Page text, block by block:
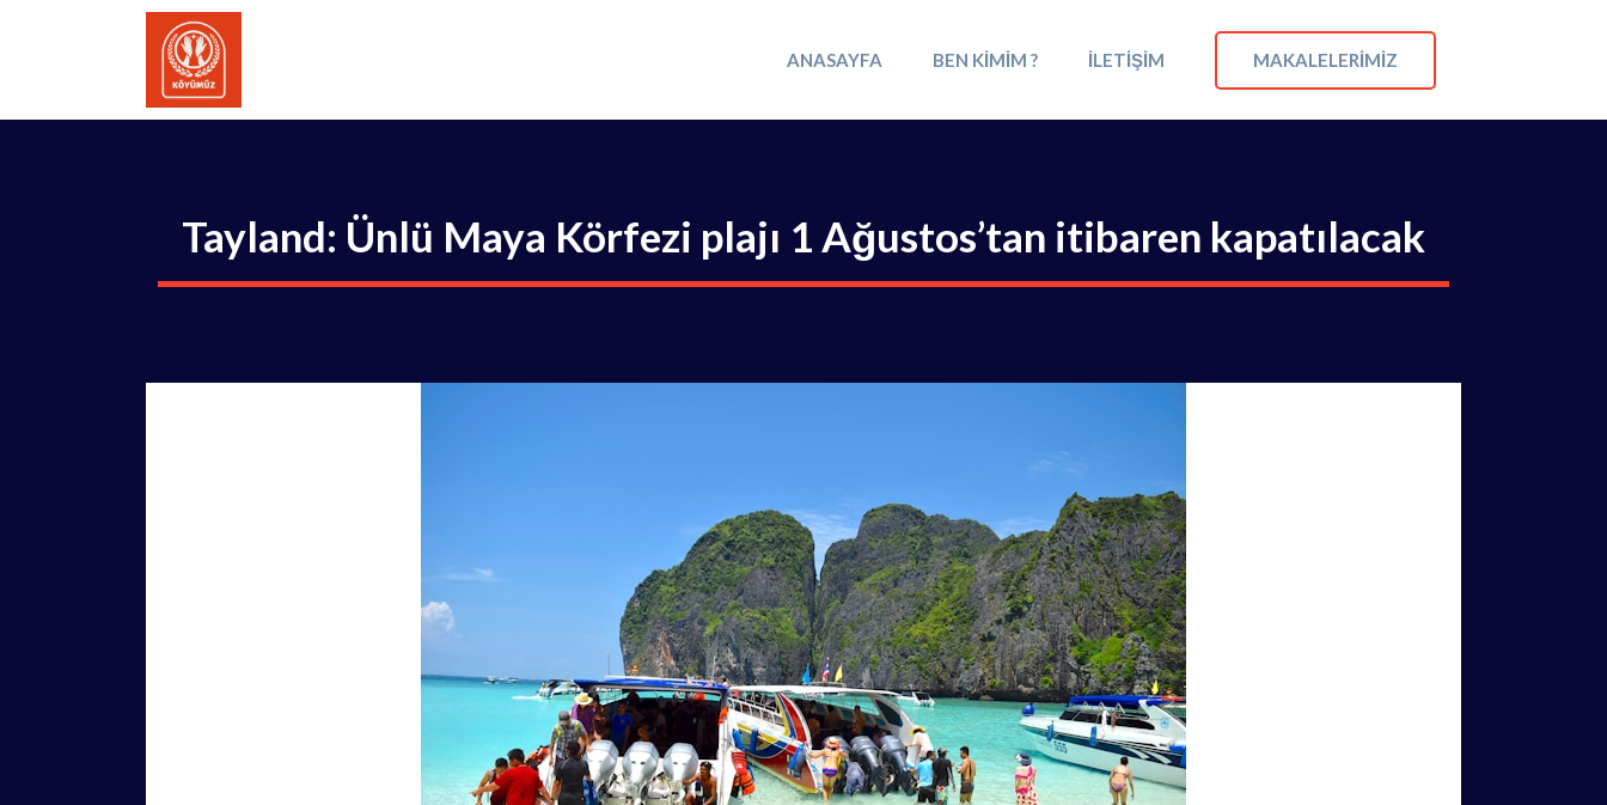
ANASAYFA BEN KIMIM ? İLETIŞIM MAKALELERIMIZ
Tayland: Ünlü Maya Körfezi plajı 1 Ağustos’tan itibaren kapatılacak